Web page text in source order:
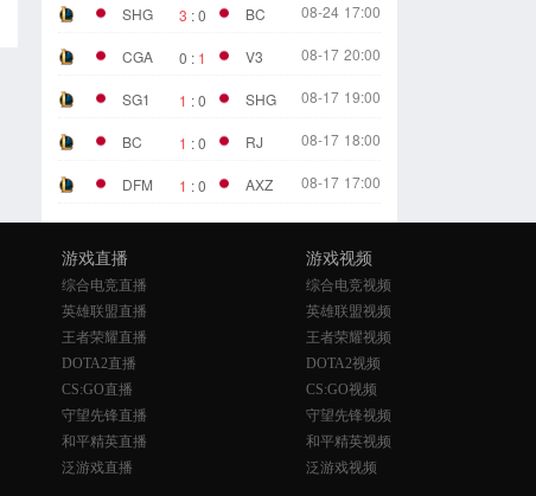
SHG 3 :0 BC 08-24 17:00
CGA 0 : 1 V3 08-17 20:00
SG1 1 :0 SHG 08-17 19:00
BC 1 :0 RJ 08-17 18:00
DFM 1 :0 AXZ 08-17 17:00
游戏直播
综合电竞直播
英雄联盟直播
王者荣耀直播
DOTA2直播
CS:GO直播
守望先锋直播
和平精英直播
泛游戏直播
游戏视频
综合电竞视频
英雄联盟视频
王者荣耀视频
DOTA2视频
CS:GO视频
守望先锋视频
和平精英视频
泛游戏视频